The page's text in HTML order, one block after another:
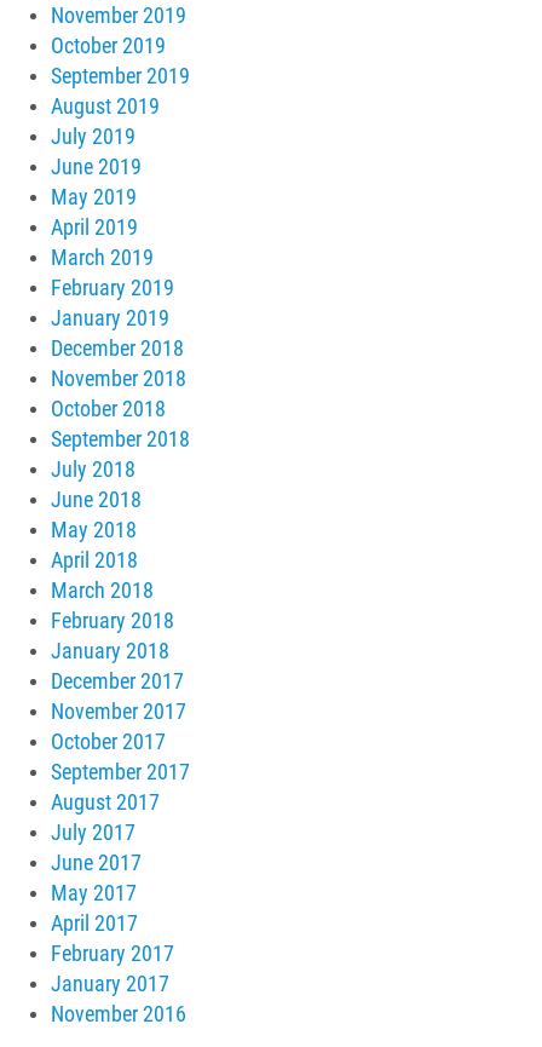
November 2019
October 2019
September 2019
August 2019
July 2019
June 2019
May 2019
April 2019
March 2019
February 2019
January 2019
December 2018
November 2018
October 2018
September 2018
July 2018
June 2018
May 2018
April 2018
March 2018
February 2018
January 2018
December 2017
November 2017
October 2017
September 2017
August 2017
July 2017
June 2017
May 2017
April 2017
February 2017
January 2017
November 2016